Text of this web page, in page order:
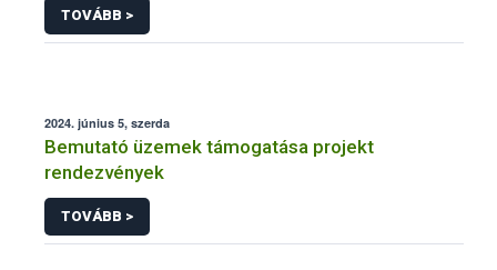
TOVÁBB >
2024. június 5, szerda
Bemutató üzemek támogatása projekt
rendezvények
TOVÁBB >